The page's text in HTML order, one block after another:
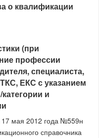
о квалификации
(при
профессии
специалиста,
ЕКС с указанием
и
17 мая 2012 года №559н
справочника